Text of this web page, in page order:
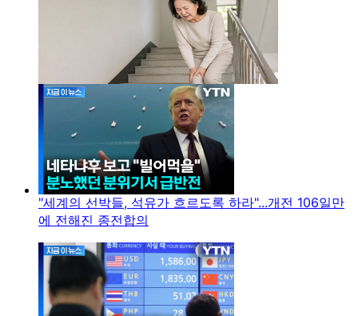
"세계의 선박들, 석유가 흐르도록 하라"...개전 106일만
에 전해진 종전합의